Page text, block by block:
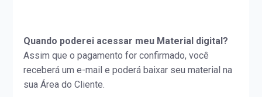
Quando poderei acessar meu Material digital?
Assim que o pagamento for confirmado, você
receberá um e-mail e poderá baixar seu material na
sua Área do Cliente.